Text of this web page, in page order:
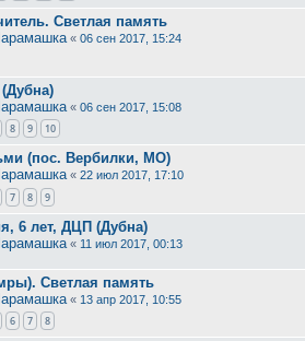
Светлая память
« 06 сен 2017, 15:24
« 06 сен 2017, 15:08
8 9 10
(пос. Вербилки, МО)
« 22 июл 2017, 17:10
7 8 9
6 лет, ДЦП (Дубна)
« 11 июл 2017, 00:13
Светлая память
« 13 апр 2017, 10:55
6 7 8